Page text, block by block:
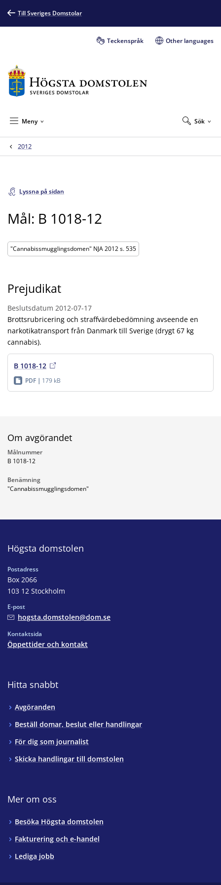
Till Sveriges Domstolar
Teckenspråk Other languages
Sök
Meny
2012
Lyssna på sidan
Mål: B 1018-12
"Cannabissmugglingsdomen" NJA 2012 s. 535
Prejudikat
Beslutsdatum 2012-07-17
Brottsrubricering och straffvärdebedömning avseende en
narkotikatransport från Danmark till Sverige (drygt 67 kg
cannabis).
B 1018-12
PDF 179 kB
Om avgörandet
Målnummer
B 1018-12
Benämning
"Cannabissmugglingsdomen"
Högsta domstolen
Postadress
Box 2066
103 12 Stockholm
E-post
hogsta.domstolen@dom.se
Kontaktsida
Öppettider och kontakt
Hitta snabbt
Avgöranden
Beställ domar, beslut eller handlingar
För dig som journalist
Skicka handlingar till domstolen
Mer om oss
Besöka Högsta domstolen
Fakturering och e-handel
Lediga jobb